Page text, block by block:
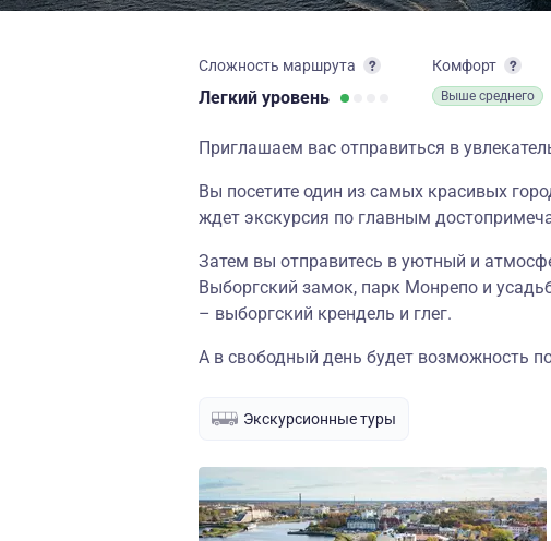
Сложность маршрута
Легкий уровень
Комфорт
Выше среднего
Приглашаем вас отправиться в
Вы посетите один из самых красивых
ждет экскурсия по главным
Затем вы отправитесь в уютный и
Выборгский замок, парк Монрепо и
– выборгский крендель и глег.
А в свободный день будет возможность
Экскурсионные туры